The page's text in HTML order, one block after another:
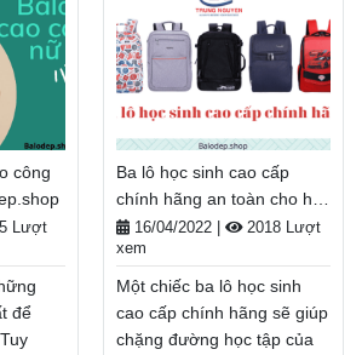
tất cả
ra khỏi
trong
bài
đầu
Balo-
Miễn
phải là điều dễ dàng. Hãy
để Balodep.shop giúp bạn
lựa chọn chiếc balo tốt nhất
trong danh sách dưới đây
nhé! Balodep.shop|Chuyên
Balo-Túi xách–Vali đẹp.
FreeShip toàn quốc, Miễn
phí đổi trả hàng, Thanh
toán tiền khi nhận hàng.
Xem thêm
công
Lượt
để
Ba lô học sinh cao cấp
chính hãng an toàn cho học
sinh - Balodep.shop
16/04/2022
2018 Lượt
xem
Một chiếc ba lô học sinh
cao cấp chính hãng sẽ giúp
chặng đường học tập của